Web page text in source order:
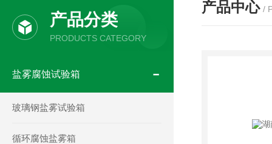
产品分类
PRODUCTS CATEGORY
盐雾腐蚀试验箱
玻璃钢盐雾试验箱
循环腐蚀盐雾箱
产品中心 /